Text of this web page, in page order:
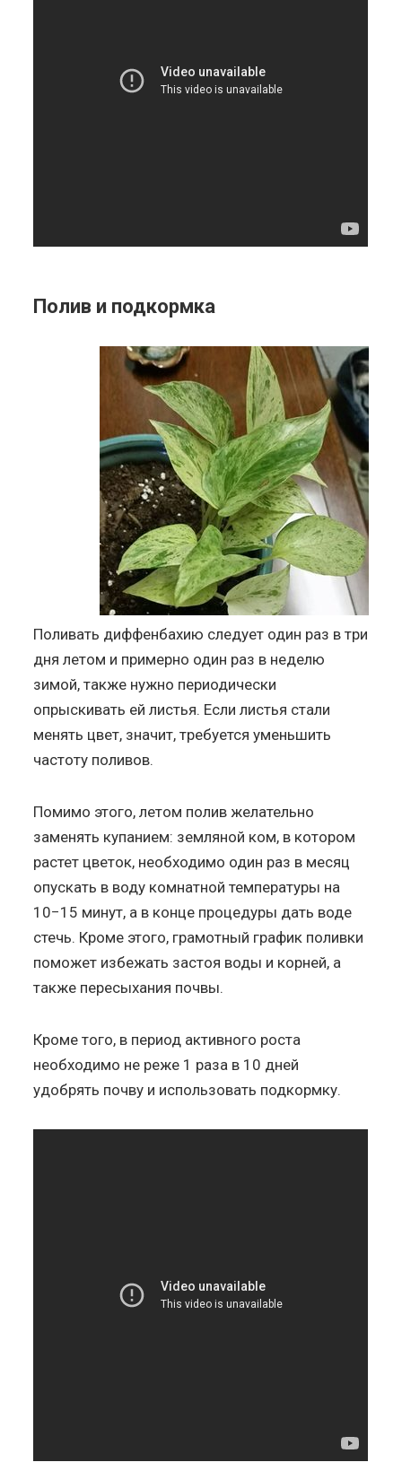
Полив и подкормка
Поливать диффенбахию следует один раз в три
дня летом и примерно один раз в неделю
зимой, также нужно периодически
опрыскивать ей листья. Если листья стали
менять цвет, значит, требуется уменьшить
частоту поливов.
Помимо этого, летом полив желательно
заменять купанием: земляной ком, в котором
растет цветок, необходимо один раз в месяц
опускать в воду комнатной температуры на
10−15 минут, а в конце процедуры дать воде
стечь. Кроме этого, грамотный график поливки
поможет избежать застоя воды и корней, а
также пересыхания почвы.
Кроме того, в период активного роста
необходимо не реже 1 раза в 10 дней
удобрять почву и использовать подкормку.